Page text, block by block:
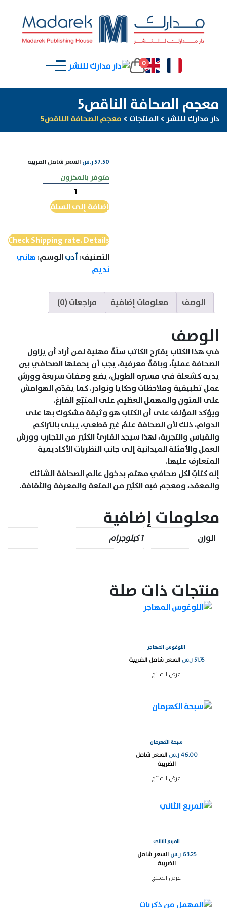
0
معجم الصحافة الناقص5
دار مدارك للنشر >المنتجات > معجم الصحافة الناقص5
57.50ر.س السعر شامل الضريبة
متوفر بالمخزون
معجم
الصحافة
إضافة إلى السلة
Check Shipping rate. Details
التصنيف: أدب الوسم: هاني
نديم
الوصف معلومات إضافية مراجعات (0)
الوصف
في هذا الكتاب يقترح الكاتب سلّةً مهنية لمن أراد أن يزاول
الصحافة عملياً، وباقةً معرفية، يجب أن يحملها الصحافي بين
يديه كشعلة في مسيره الطويل، يضع وصفات سريعة وورش
عمل تطبيقية وملاحظات وحكايا ونوادر. كما يقدّم الهوامش
على المتون والمهمل العظيم على المتبّع الفارغ.
ويؤكد المؤلف على أن الكتاب هو وثيقة مشكوك بها على
الدوام، ذلك لأن الصحافة علمٌ غير قطعي، يبنى بالتراكم
والقياس والتجربة، لهذا سيجد القارئ الكثير من التجارب وورش
العمل والأمثلة الميدانية إلى جانب النظريات الأكاديمية
المتعارف عليها.
إنه كتابٌ لكل صحافي مهتم بدخول عالم الصحافة الشائك
والمعقد، ومعجم فيه الكثير من المتعة والمعرفة والثقافة.
معلومات إضافية
الوزن 1 كيلوجرام
منتجات ذات صلة
اللوغوس المهاجر
51.75 ر.س السعر شامل الضريبة
عرض المنتج
سبحة الكهرمان
46.00 ر.س السعر شامل
الضريبة
عرض المنتج
المربع الثاني
63.25 ر.س السعر شامل
الضريبة
عرض المنتج